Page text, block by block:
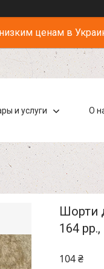
ценам в
и услуги О
Шорти
164
104 ₴